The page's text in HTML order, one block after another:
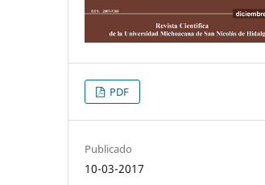
PDF
Publicado
10-03-2017